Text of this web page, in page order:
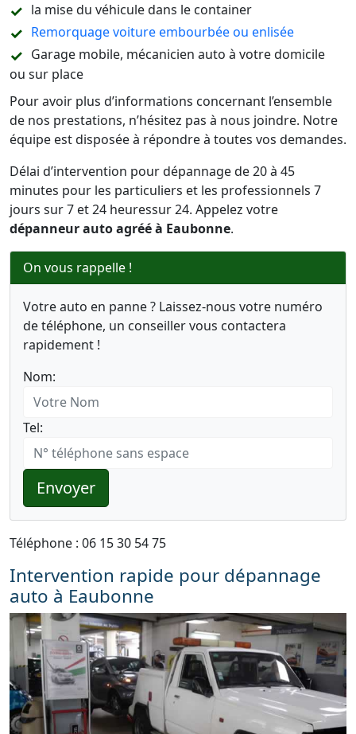
la mise du véhicule dans le container
Remorquage voiture embourbée ou enlisée
Garage mobile, mécanicien auto à votre domicile
ou sur place
Pour avoir plus d’informations concernant l’ensemble
de nos prestations, n’hésitez pas à nous joindre. Notre
équipe est disposée à répondre à toutes vos demandes.
Délai d’intervention pour dépannage de 20 à 45
minutes pour les particuliers et les professionnels 7
jours sur 7 et 24 heuressur 24. Appelez votre
dépanneur auto agréé à Eaubonne.
On vous rappelle !
Votre auto en panne ? Laissez-nous votre numéro
de téléphone, un conseiller vous contactera
rapidement !
Nom:
Tel:
Envoyer
Téléphone : 06 15 30 54 75
Intervention rapide pour dépannage
auto à Eaubonne